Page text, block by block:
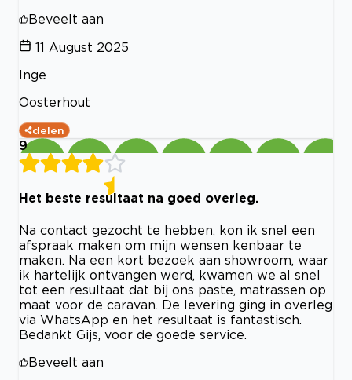
Beveelt aan
11 August 2025
Inge
Oosterhout
delen
9
Het beste resultaat na goed overleg.
Na contact gezocht te hebben, kon ik snel een
afspraak maken om mijn wensen kenbaar te
maken. Na een kort bezoek aan showroom, waar
ik hartelijk ontvangen werd, kwamen we al snel
tot een resultaat dat bij ons paste, matrassen op
maat voor de caravan. De levering ging in overleg
via WhatsApp en het resultaat is fantastisch.
Bedankt Gijs, voor de goede service.
Beveelt aan